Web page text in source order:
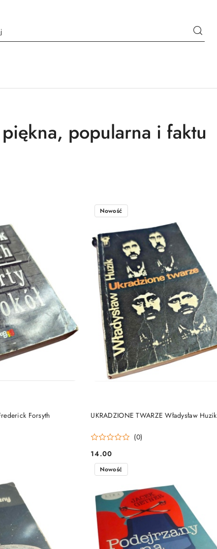
popularna i faktu
Forsyth UKRADZIONE TWARZE Władysław Huzik
(0)
Cena:
14.00
Nowość
DO KOSZYKA
Nowość